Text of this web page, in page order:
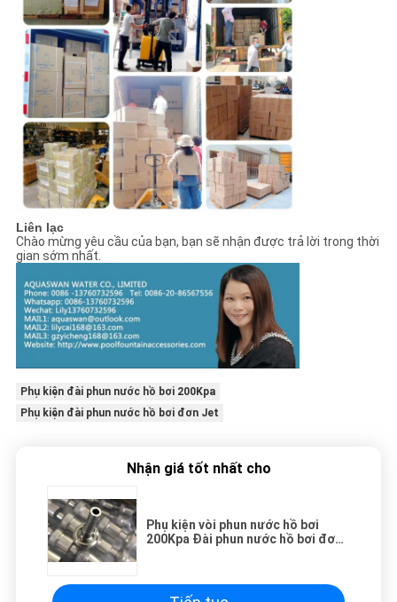
Liên lạc
Chào mừng yêu cầu của bạn, bạn sẽ nhận được trả lời trong thời
gian sớm nhất.
Phụ kiện đài phun nước hồ bơi 200Kpa
Phụ kiện đài phun nước hồ bơi đơn Jet
Nhận giá tốt nhất cho
Phụ kiện vòi phun nước hồ bơi
200Kpa Đài phun nước hồ bơi đơn